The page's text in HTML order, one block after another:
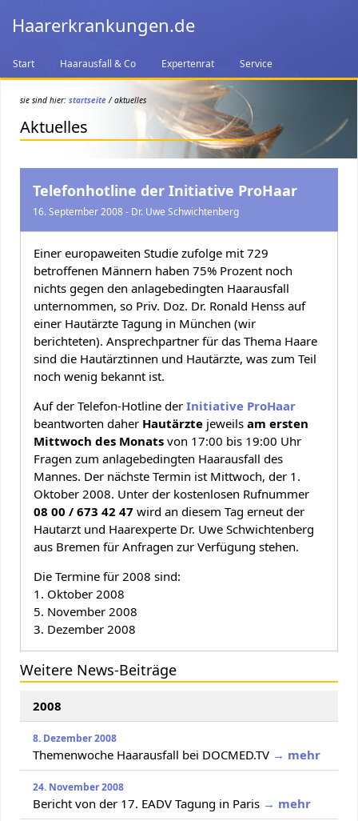
Haarerkrankungen.de
Start Haarausfall & Co Expertenrat Service
sie sind hier: startseite/ aktuelles
Aktuelles
Telefonhotline der Initiative ProHaar
16. September 2008 - Dr. Uwe Schwichtenberg
Einer europaweiten Studie zufolge mit 729
betroffenen Männern haben 75% Prozent noch
nichts gegen den anlagebedingten Haarausfall
unternommen, so Priv. Doz. Dr. Ronald Henss auf
einer Hautärzte Tagung in München (wir
berichteten). Ansprechpartner für das Thema Haare
sind die Hautärztinnen und Hautärzte, was zum Teil
noch wenig bekannt ist.
Auf der Telefon-Hotline der Initiative ProHaar
beantworten daher Hautärzte jeweils am ersten
Mittwoch des Monats von 17:00 bis 19:00 Uhr
Fragen zum anlagebedingten Haarausfall des
Mannes. Der nächste Termin ist Mittwoch, der 1.
Oktober 2008. Unter der kostenlosen Rufnummer
08 00 / 673 42 47 wird an diesem Tag erneut der
Hautarzt und Haarexperte Dr. Uwe Schwichtenberg
aus Bremen für Anfragen zur Verfügung stehen.
Die Termine für 2008 sind:
1. Oktober 2008
5. November 2008
3. Dezember 2008
Weitere News-Beiträge
2008
8. Dezember 2008
Themenwoche Haarausfall bei DOCMED.TV → mehr
24. November 2008
Bericht von der 17. EADV Tagung in Paris → mehr